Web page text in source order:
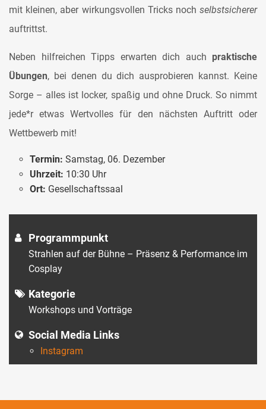
mit kleinen, aber wirkungsvollen Tricks noch selbstsicherer
auftrittst.
Neben hilfreichen Tipps erwarten dich auch praktische
Übungen, bei denen du dich ausprobieren kannst. Keine
Sorge – alles ist locker, spaßig und ohne Druck. So nimmt
jede*r etwas Wertvolles für den nächsten Auftritt oder
Wettbewerb mit!
Termin: Samstag, 06. Dezember
Uhrzeit: 10:30 Uhr
Ort: Gesellschaftssaal
Programmpunkt
Strahlen auf der Bühne – Präsenz & Performance im
Cosplay
Kategorie
Workshops und Vorträge
Social Media Links
Instagram